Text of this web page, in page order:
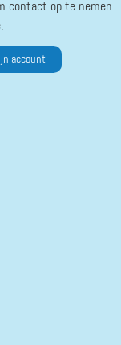
contact op te nemen
account